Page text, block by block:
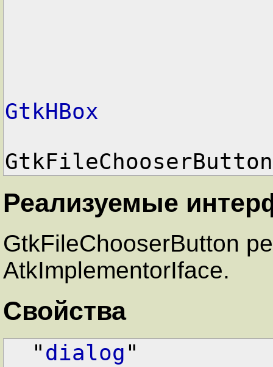
GtkHBox
GtkFileChooserButton
Реализуемые
GtkFileChooserButton
AtkImplementorIface.
Свойства
  "
dialog